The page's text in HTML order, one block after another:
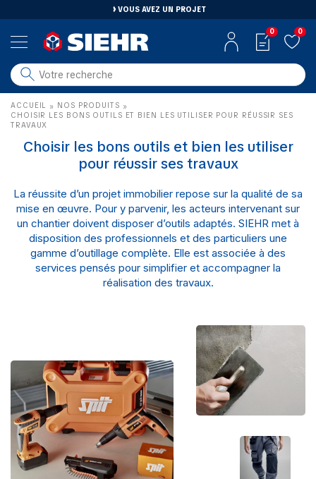
VOUS AVEZ UN PROJET
salle de bain
carrelage
aménagement
0 0
ACCUEIL » NOS PRODUITS »
CHOISIR LES BONS OUTILS ET BIEN LES UTILISER POUR RÉUSSIR SES
TRAVAUX
Choisir les bons outils et bien les utiliser
pour réussir ses travaux
La réussite d’un projet immobilier repose sur la qualité de sa
mise en œuvre. Pour y parvenir, les acteurs intervenant sur
un chantier doivent disposer d’outils adaptés. SIEHR met à
disposition des professionnels et des particuliers une
gamme d’outillage complète. Elle est associée à des
services pensés pour simplifier et accompagner la
réalisation des travaux.